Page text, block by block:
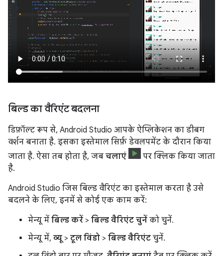
बिल्ड का वैरिएंट बदलना
डिफ़ॉल्ट रूप से, Android Studio आपके ऐप्लिकेशन का डीबग
वर्शन बनाता है. इसका इस्तेमाल सिर्फ़ डेवलपमेंट के दौरान किया
जाता है. ऐसा तब होता है, जब चलाएं
पर क्लिक किया जाता
है.
Android Studio जिस बिल्ड वैरिएंट का इस्तेमाल करता है उसे
बदलने के लिए, इनमें से कोई एक काम करें:
मेन्यू में बिल्ड करें > बिल्ड वैरिएंट चुनें को चुनें.
मेन्यू में, व्यू> टूल विंडो > बिल्ड वैरिएंट चुनें.